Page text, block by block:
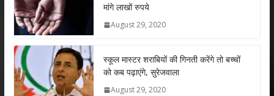
A
p
p
o
k
dI
n
मांगे लाखों रुपये
August 29, 2020
स्कूल मास्टर शराबियों की गिनती करेंगे तो बच्चों
को कब पढ़ाएंगे, सुरेजवाला
August 29, 2020